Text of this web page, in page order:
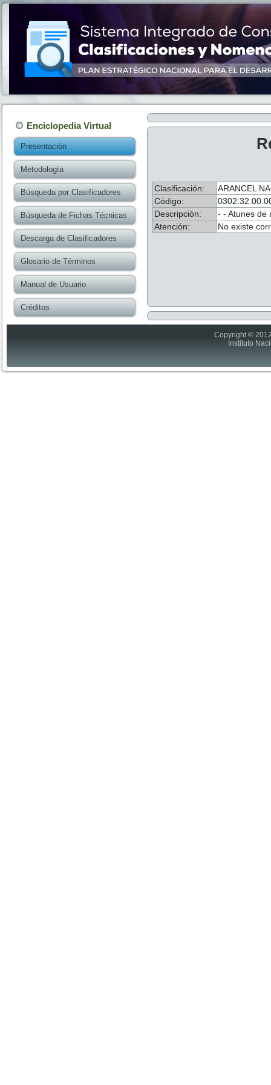
Enciclopedia Virtual
Presentación
Metodología
Búsqueda por Clasificadores
Búsqueda de Fichas Técnicas
Descarga de Clasificadores
Glosario de Términos
Manual de Usuario
Créditos
Clasificación:
ARANCEL
Código:
Descripción:
- - Atunes de
Atención:
No existe
Copyright ©
Instituto